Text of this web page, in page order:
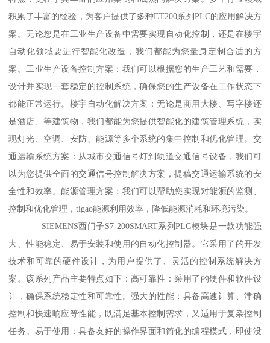
积累了丰富的经验，为客户提供了多种ET200系列PLC的应用解决方
案。无论您是在工业生产设备中需要实现自动化控制，还是在楼宇
自动化领域要进行智能化改造，我们都能为您量身定制合适的方
案。工业生产设备控制方案：我们可以根据您的生产工艺和需要，
设计并实现一套稳定的控制系统，确保您的生产设备在工作状态下
都能正常运行。楼宇自动化解决方案：无论是商用大楼、写字楼还
是酒店、等建筑物，我们都能为您提供智能化的建筑管理系统，实
现灯光、空调、安防、能源等多个系统的集中控制和优化管理。交
通运输系统方案：从城市交通信号灯到轨道交通信号设备，我们可
以为您提供全面的交通信号控制解决方案，提稿交通运输系统的安
全性和效率。能源管理方案：我们可以帮助您实现对能源的监测、
控制和优化管理，tigao能源利用效率，降低能源消耗和环境污染。
SIEMENS西门子S7-200SMART系列PLC模块是一款功能强
大、性能稳定、易于安装和使用的自动化控制器。它采用了的开发
技术和可靠的硬件设计，为用户提供了、灵活的控制系统解决方
案。该系列产品主要特点如下：高可靠性：采用了的硬件和软件设
计，确保系统稳定性和可靠性。强大的性能：具备高速计算、津确
控制和快速响应等性能，既满足基本控制需求，又适用于复杂控制
任务。易于使用：具备友好的操作界面和简化的编程模式，即使没